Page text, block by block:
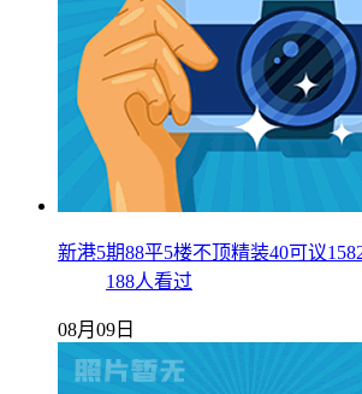
新港5期88平5楼不顶精装40可议
188人看过
08月09日